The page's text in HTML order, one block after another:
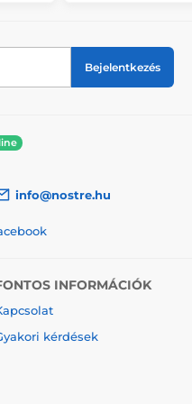
árukra vonatkozó
ami csökkenti a
mértékét.
történik, amelyek
(12-16 menet, tinta
(a függönyök hátul
Bejelentkezés
info@nostre.hu
INFORMÁCIÓK
kérdések